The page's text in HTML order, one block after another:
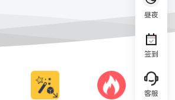
昼夜
签到
客服